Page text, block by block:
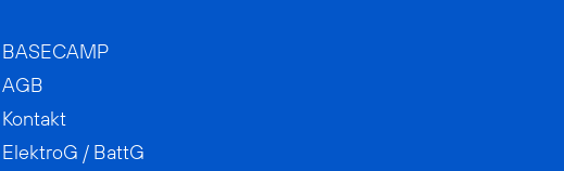
BASECAMP
AGB
Kontakt
ElektroG / BattG